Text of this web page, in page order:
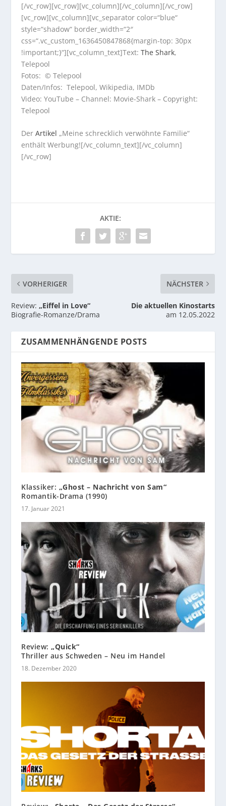
[/vc_row][vc_row][vc_column][/vc_column][/vc_row]
[vc_row][vc_column][vc_separator color=“blue“
style=“shadow“ border_width=“2″
css=“.vc_custom_1636450847868{margin-top: 30px
!important;}“][vc_column_text]Text:The Shark,
Telepool
Fotos: © Telepool
Daten/Infos: Telepool, Wikipedia, IMDb
Video: YouTube – Channel: Movie-Shark – Copyright:
Telepool
DerArtikel „Meine schrecklich verwöhnte Familie“
enthält Werbung![/vc_column_text][/vc_column]
[/vc_row]
AKTIE:
VORHERIGER
Review:„Eiffel in Love“
Biografie-Romanze/Drama
NÄCHSTER
Die aktuellen Kinostarts
am 12.05.2022
ZUSAMMENHÄNGENDE POSTS
Klassiker: „Ghost – Nachricht von Sam“
Romantik-Drama (1990)
17. Januar 2021
Review:„Quick“
Thriller aus Schweden – Neu im Handel
18. Dezember 2020